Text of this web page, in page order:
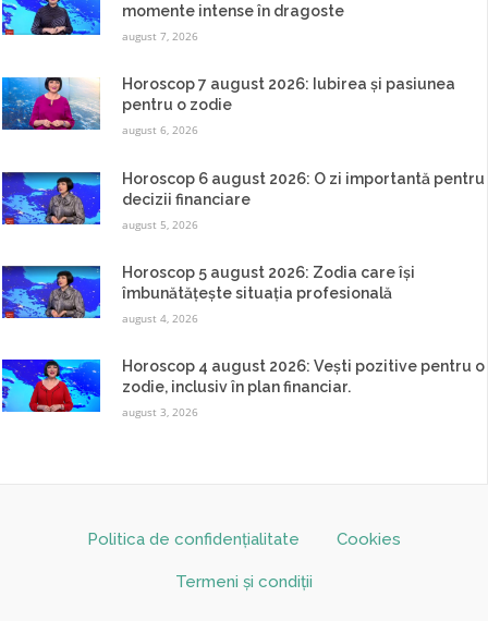
momente intense în dragoste
august 7, 2026
Horoscop 7 august 2026: Iubirea și pasiunea
pentru o zodie
august 6, 2026
Horoscop 6 august 2026: O zi importantă pentru
decizii financiare
august 5, 2026
Horoscop 5 august 2026: Zodia care își
îmbunătățește situația profesională
august 4, 2026
Horoscop 4 august 2026: Vești pozitive pentru o
zodie, inclusiv în plan financiar.
august 3, 2026
Politica de confidențialitate Cookies
Termeni și condiții